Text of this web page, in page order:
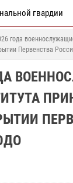
гвардии
года
Первенства